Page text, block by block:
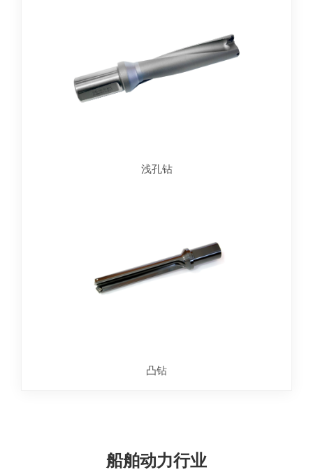
浅孔钻
凸钻
船舶动力行业